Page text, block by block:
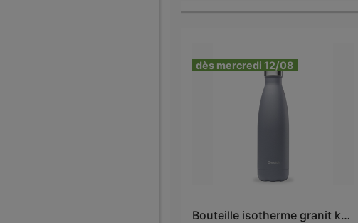
dès mercredi 12/08
Bouteille isotherme granit kaki 500 ml